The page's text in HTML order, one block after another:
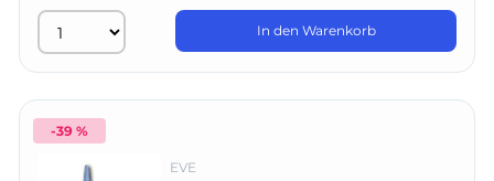
In den Warenkorb
-39 %
EVE